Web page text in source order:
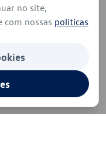
no site,
com nossas políticas